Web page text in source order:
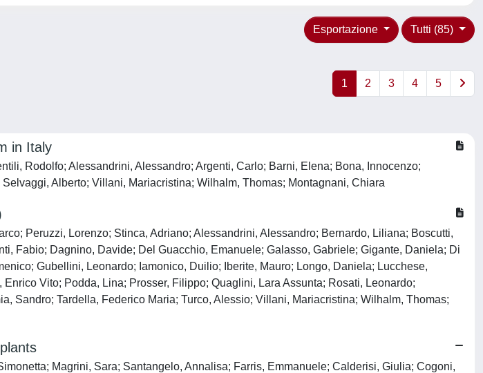
Tutti (85)
Esportazione
1 2 3 4 5
in Italy
Rodolfo; Alessandrini, Alessandro; Argenti, Carlo; Barni, Elena; Bona, Innocenzo;
Alberto; Villani, Mariacristina; Wilhalm, Thomas; Montagnani, Chiara
Peruzzi, Lorenzo; Stinca, Adriano; Alessandrini, Alessandro; Bernardo, Liliana; Boscutti,
Fabio; Dagnino, Davide; Del Guacchio, Emanuele; Galasso, Gabriele; Gigante, Daniela; Di
Gubellini, Leonardo; Iamonico, Duilio; Iberite, Mauro; Longo, Daniela; Lucchese,
Vito; Podda, Lina; Prosser, Filippo; Quaglini, Lara Assunta; Rosati, Leonardo;
Sandro; Tardella, Federico Maria; Turco, Alessio; Villani, Mariacristina; Wilhalm, Thomas;
Magrini, Sara; Santangelo, Annalisa; Farris, Emmanuele; Calderisi, Giulia; Cogoni,